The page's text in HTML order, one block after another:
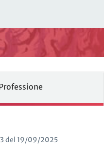
del 19/09/2025